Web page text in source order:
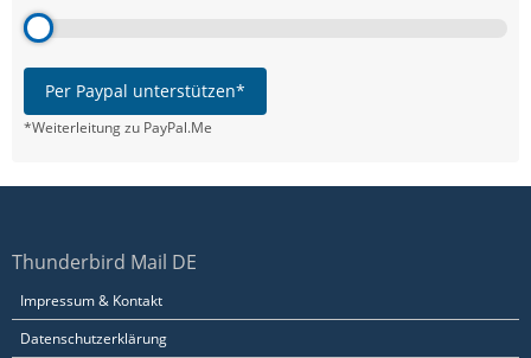
Per Paypal unterstützen*
*Weiterleitung zu PayPal.Me
Thunderbird Mail DE
Impressum & Kontakt
Datenschutzerklärung